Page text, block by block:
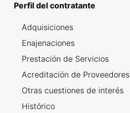
Perfil del contratante
Adquisiciones
Enajenaciones
Prestación de Servicios
Acreditación de Proveedores
Otras cuestiones de interés
Histórico